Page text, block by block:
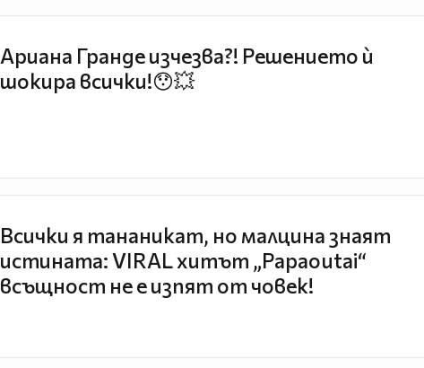
Ариана Гранде изчезва?! Решението ѝ
шокира всички!😯💥
Всички я тананикат, но малцина знаят
истината: VIRAL хитът „Papaoutai“
всъщност не е изпят от човек!